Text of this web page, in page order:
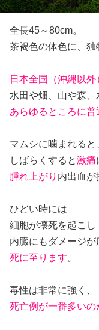
全長45～80cm。
茶褐色の体色に、独
日本全国（沖縄以外
水田や畑、山や森、
あらゆるところに普
マムシに噛まれると
しばらくすると激痛
腫れ上がり 内出血が
ひどい時には
細胞が壊死を起こし
内臓にもダメージが
死に至ります。
毒性は非常に強く、
死亡例が一番多い